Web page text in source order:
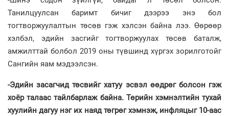
Танилцуулсан баримт бичиг дээрээ энэ бол
тогтворжуулалтын төсөв гэж хэлсэн байна лээ. Өөрөөр
хэлбэл, эдийн засгийг тогтворжуулах төсөв баталж,
амжилттай болбол 2019 оны түвшинд хүргэх зорилготойг
Сангийн яам мэдээлсэн.
-Эдийн засагчид төсвийг хатуу эсвэл өөдрөг болсон гэж
хоёр талаас тайлбарлаж байна. Төрийн хэмнэлтийн тухай
хуулийн дагуу нэг их наяд төгрөг хэмнэж, инфляцыг 10-аас